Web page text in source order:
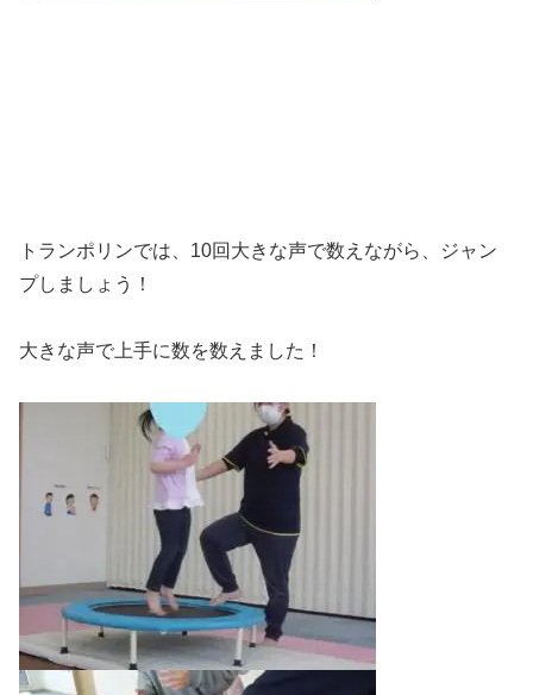
トランポリンでは、10回大きな声で数えながら、ジャン
プしましょう！
大きな声で上手に数を数えました！